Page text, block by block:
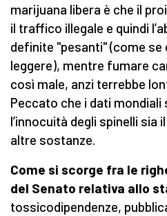
marijuana libera è che il
il traffico illegale e quindi
definite "pesanti" (come se
leggere), mentre fumare
così male, anzi terrebbe
Peccato che i dati
l’innocuità degli spinelli sia
altre sostanze.
Come si scorge fra le
del Senato relativa allo
tossicodipendenze,